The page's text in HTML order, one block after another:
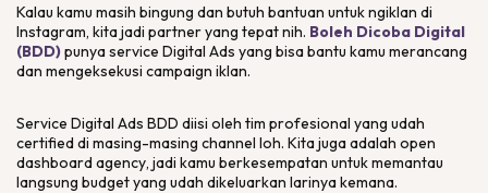
Kalau kamu masih bingung dan butuh bantuan untuk ngiklan di
Instagram, kita jadi partner yang tepat nih. Boleh Dicoba Digital
(BDD)punyaservice Digital Ads yang bisa bantu kamu merancang
dan mengeksekusi campaign iklan.
Service Digital Ads BDD diisi oleh tim profesional yang udah
certifieddi masing-masing channel loh. Kita juga adalah open
dashboard agency, jadi kamu berkesempatan untuk memantau
langsung budgetyang udah dikeluarkan larinya kemana.